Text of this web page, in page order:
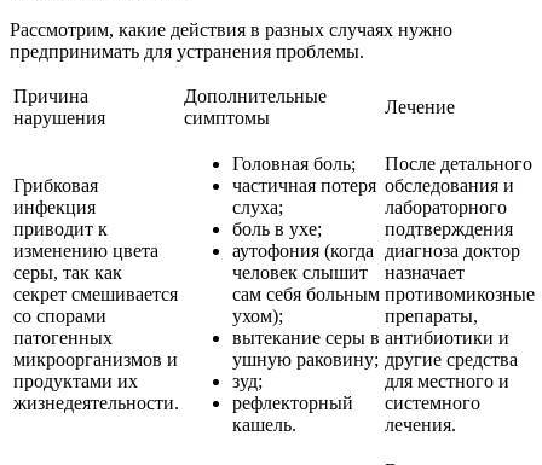
Рассмотрим, какие действия в разных случаях нужно
предпринимать для устранения проблемы.
Причина
нарушения
Дополнительные
симптомы
Лечение
Грибковая
инфекция
приводит к
изменению цвета
серы, так как
секрет смешивается
со спорами
патогенных
микроорганизмов и
продуктами их
жизнедеятельности.
Головная боль;
частичная потеря
слуха;
боль в ухе;
аутофония (когда
человек слышит
сам себя больным
ухом);
вытекание серы в
ушную раковину;
зуд;
рефлекторный
кашель.
После детального
обследования и
лабораторного
подтверждения
диагноза доктор
назначает
противомикозные
препараты,
антибиотики и
другие средства
для местного и
системного
лечения.